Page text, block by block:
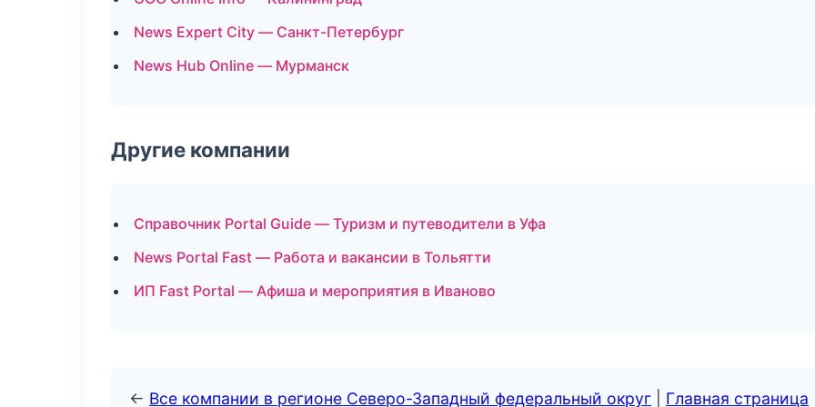
News Expert City — Санкт-Петербург
News Hub Online — Мурманск
Другие компании
Справочник Portal Guide — Туризм и путеводители в Уфа
News Portal Fast — Работа и вакансии в Тольятти
ИП Fast Portal — Афиша и мероприятия в Иваново
← Все компании в регионе Северо-Западный федеральный округ Главная страница